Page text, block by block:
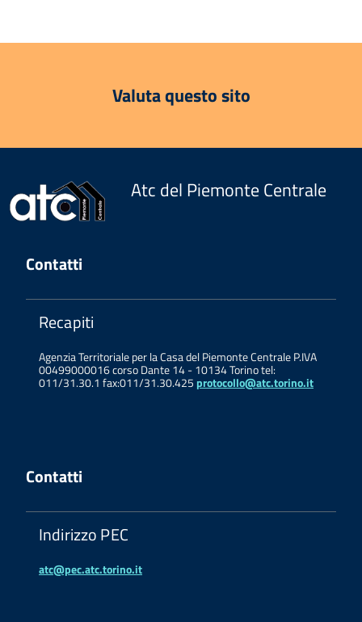
Valuta questo sito
Atc del Piemonte Centrale
Contatti
Recapiti
Agenzia Territoriale per la Casa del Piemonte Centrale P.IVA
00499000016 corso Dante 14 - 10134 Torino tel:
011/31.30.1 fax:011/31.30.425 protocollo@atc.torino.it
Contatti
Indirizzo PEC
atc@pec.atc.torino.it